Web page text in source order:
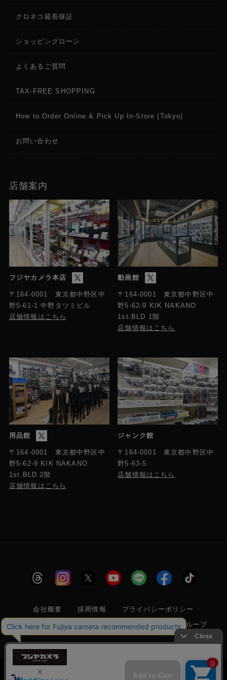
クロネコ延長保証
ショッピングローン
よくあるご質問
TAX-FREE SHOPPING
How to Order Online & Pick Up In-Store (Tokyo)
お問い合わせ
店舗案内
フジヤカメラ本店
〒164-0001 東京都中野区中
野5-61-1 中野タツミビル
店舗情報はこちら
動画館
〒164-0001 東京都中野区中
野5-62-9 KIK NAKANO
1st.BLD 1階
店舗情報はこちら
用品館
〒164-0001 東京都中野区中
野5-62-9 KIK NAKANO
1st.BLD 2階
店舗情報はこちら
ジャンク館
〒164-0001 東京都中野区中
野5-63-5
店舗情報はこちら
会社概要 採用情報
プライバシーポリシー
特定商取引に関する法律に基づく表示
フジヤグループ
商標登録 第5211024号 株式会社フジヤカメラ店 古物商許可番
号 東京都公安委員会 第304399601272号
当サイトでは利便性向上のためクッキー(Cookie)